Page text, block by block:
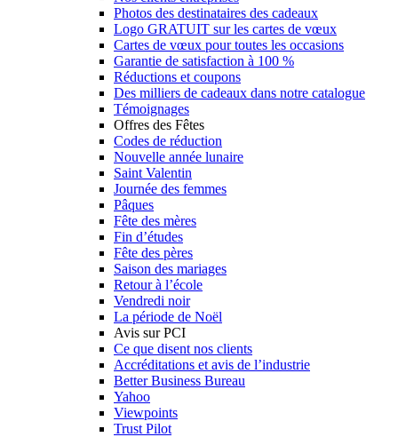
Photos des destinataires des cadeaux
Logo GRATUIT sur les cartes de vœux
Cartes de vœux pour toutes les occasions
Garantie de satisfaction à 100 %
Réductions et coupons
Des milliers de cadeaux dans notre catalogue
Témoignages
Offres des Fêtes
Codes de réduction
Nouvelle année lunaire
Saint Valentin
Journée des femmes
Pâques
Fête des mères
Fin d’études
Fête des pères
Saison des mariages
Retour à l’école
Vendredi noir
La période de Noël
Avis sur PCI
Ce que disent nos clients
Accréditations et avis de l’industrie
Better Business Bureau
Yahoo
Viewpoints
Trust Pilot